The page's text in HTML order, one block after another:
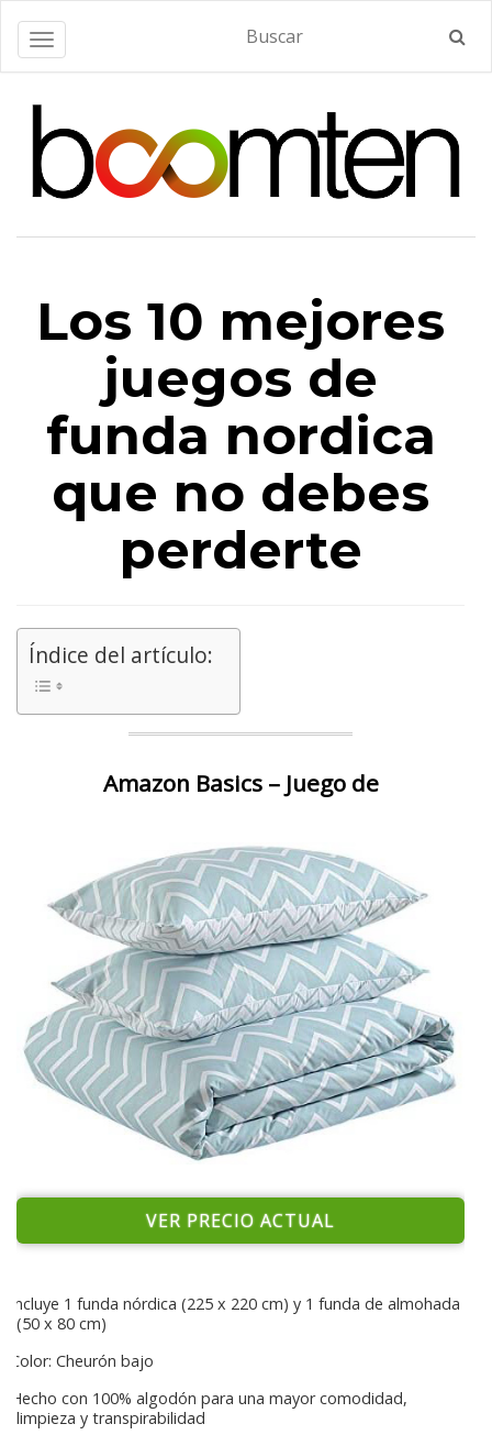
Alternar navegación
Los 10 mejores
juegos de
funda nordica
que no debes
perderte
Índice del artículo:
Amazon Basics – Juego de
VER PRECIO ACTUAL
Incluye 1 funda nórdica (225 x 220 cm) y 1 funda de almohada
(50 x 80 cm)
Color: Cheurón bajo
Hecho con 100% algodón para una mayor comodidad,
limpieza y transpirabilidad